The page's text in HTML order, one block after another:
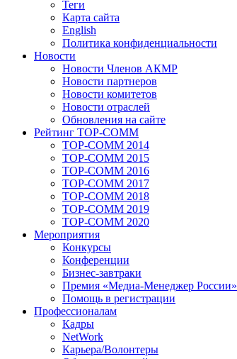
Теги
Карта сайта
English
Политика конфиденциальности
Новости
Новости Членов АКМР
Новости партнеров
Новости комитетов
Новости отраслей
Обновления на сайте
Рейтинг TOP-COMM
TOP-COMM 2014
TOP-COMM 2015
TOP-COMM 2016
TOP-COMM 2017
TOP-COMM 2018
TOP-COMM 2019
TOP-COMM 2020
Мероприятия
Конкурсы
Конференции
Бизнес-завтраки
Премия «Медиа-Менеджер России»
Помощь в регистрации
Профессионалам
Кадры
NetWork
Карьера/Волонтеры